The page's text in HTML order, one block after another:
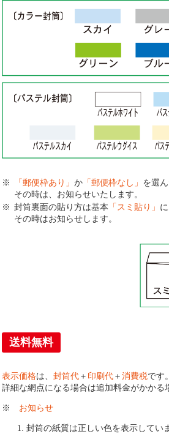
「郵便枠あり」 か 「郵便枠なし」 を選
その時は、お知らせいたします。
封筒裏面の貼り方は基本 「スミ貼り」
その時はお知らせします。
送料無料
表示価格は、 封筒代 ＋ 印刷代 ＋ 消費税です
詳細な網点になる場合は追加料金がかかる
※ お知らせ
封筒の紙質は正しい色を表示してい